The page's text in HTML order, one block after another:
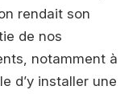
rendait son
de nos
notamment à
d’y installer une